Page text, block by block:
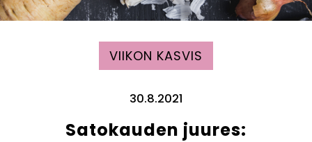
VIIKON KASVIS
30.8.2021
Satokauden juures: